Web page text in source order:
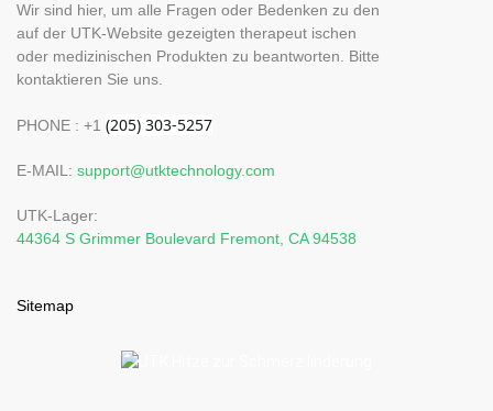
Wir sind hier, um alle Fragen oder Bedenken zu den
auf der UTK-Website gezeigten therapeut ischen
oder medizinischen Produkten zu beantworten. Bitte
kontaktieren Sie uns.
PHONE : +1
E-MAIL: support@utktechnology.com
UTK-Lager:
44364 S Grimmer Boulevard Fremont, CA 94538
Sitemap